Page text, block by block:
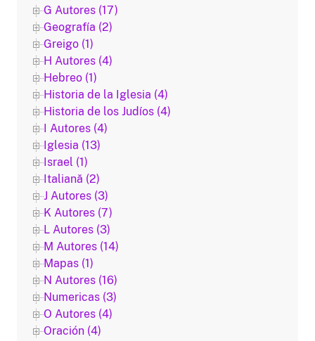
G Autores (17)
Geografía (2)
Greigo (1)
H Autores (4)
Hebreo (1)
Historia de la Iglesia (4)
Historia de los Judíos (4)
I Autores (4)
Iglesia (13)
Israel (1)
Italiană (2)
J Autores (3)
K Autores (7)
L Autores (3)
M Autores (14)
Mapas (1)
N Autores (16)
Numericas (3)
O Autores (4)
Oración (4)